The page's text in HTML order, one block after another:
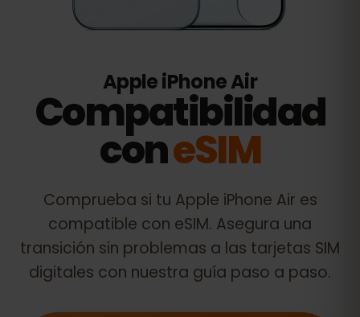
Apple iPhone Air
Compatibilidad
coneSIM
Comprueba si tu Apple iPhone Air es
compatible con eSIM. Asegura una
transición sin problemas a las tarjetas SIM
digitales con nuestra guía paso a paso.